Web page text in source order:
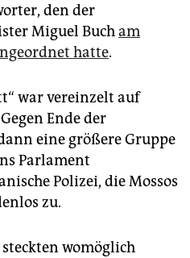
den der
Miguel Bucham
hatte.
war vereinzelt auf
Ende der
eine größere Gruppe
Parlament
Polizei, die Mossos
zu.
womöglich